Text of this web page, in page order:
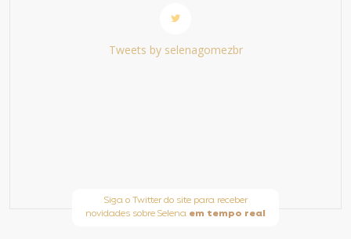
Tweets by selenagomezbr
Siga o Twitter do site para receber
novidades sobre Selena em tempo real